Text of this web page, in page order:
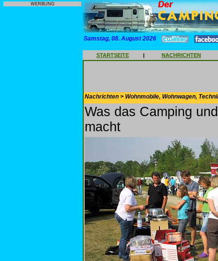
WERBUNG
Samstag, 08. August 2026
STARTSEITE | NACHRICHTEN
Nachrichten > Wohnmobile, Wohnwagen,
Was das Camping
macht